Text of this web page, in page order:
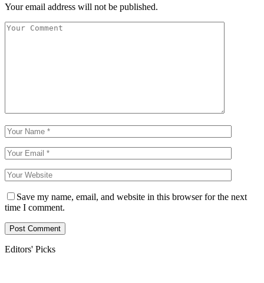
Your email address will not be published.
Save my name, email, and website in this browser for the next
time I comment.
Editors' Picks